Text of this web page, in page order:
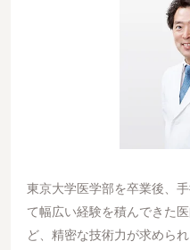
東京大学医学部を卒業後、
て幅広い経験を積んできた
ど、精密な技術力が求めら